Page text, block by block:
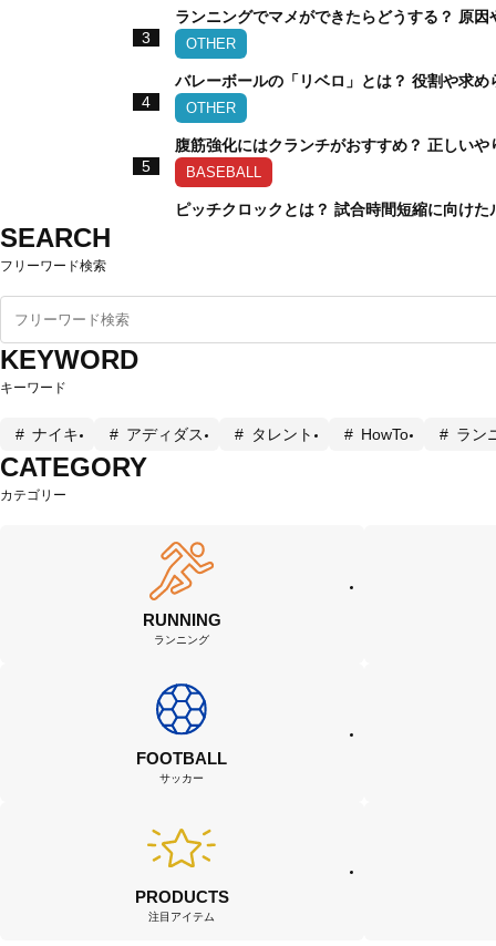
ランニングでマメができたらどうする？ 原
3
OTHER
バレーボールの「リベロ」とは？ 役割や求め
4
OTHER
腹筋強化にはクランチがおすすめ？ 正しいや
5
BASEBALL
ピッチクロックとは？ 試合時間短縮に向けた
SEARCH
フリーワード検索
KEYWORD
キーワード
ナイキ アディダス タレント HowTo ラン
CATEGORY
カテゴリー
RUNNING
ランニング
FOOTBALL
サッカー
PRODUCTS
注目アイテム